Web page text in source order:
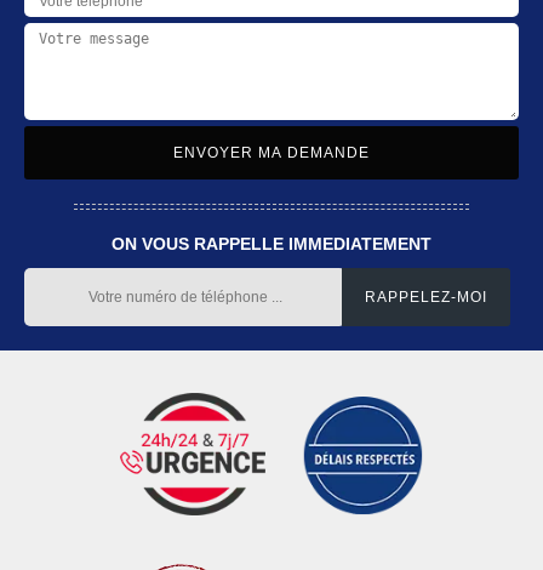
ON VOUS RAPPELLE IMMEDIATEMENT